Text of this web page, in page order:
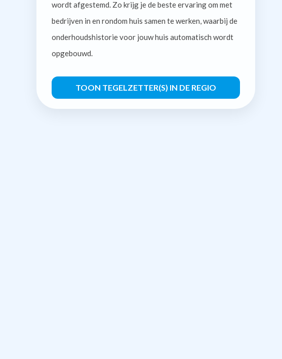
wordt afgestemd. Zo krijg je de beste ervaring om met
bedrijven in en rondom huis samen te werken, waarbij de
onderhoudshistorie voor jouw huis automatisch wordt
opgebouwd.
TOON TEGELZETTER(S) IN DE REGIO